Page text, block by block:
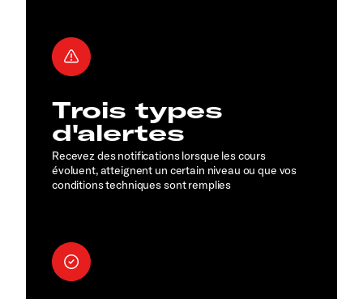
Trois types
d'alertes
Recevez des notifications lorsque les cours
évoluent, atteignent un certain niveau ou que vos
conditions techniques sont remplies